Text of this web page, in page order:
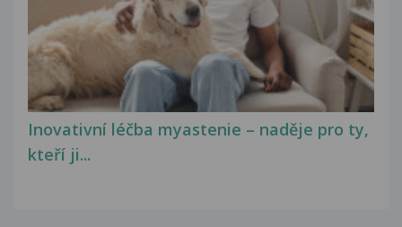
Inovativní léčba myastenie – naděje pro ty,
kteří ji...